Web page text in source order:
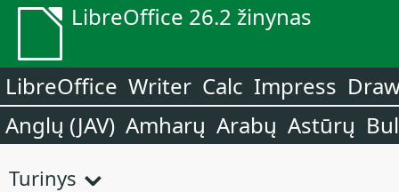
LibreOffice 26.2 žinynas
LibreOffice Writer Calc Impress
Anglų (JAV) Amharų Arabų Astūrų
Turinys